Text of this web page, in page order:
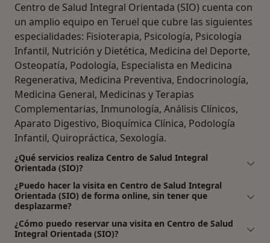
Centro de Salud Integral Orientada (SIO) cuenta con
un amplio equipo en Teruel que cubre las siguientes
especialidades: Fisioterapia, Psicología, Psicología
Infantil, Nutrición y Dietética, Medicina del Deporte,
Osteopatía, Podología, Especialista en Medicina
Regenerativa, Medicina Preventiva, Endocrinología,
Medicina General, Medicinas y Terapias
Complementarias, Inmunología, Análisis Clínicos,
Aparato Digestivo, Bioquímica Clínica, Podología
Infantil, Quiropráctica, Sexología.
¿Qué servicios realiza Centro de Salud Integral
Orientada (SIO)?
¿Puedo hacer la visita en Centro de Salud Integral
Orientada (SIO) de forma online, sin tener que
desplazarme?
¿Cómo puedo reservar una visita en Centro de Salud
Integral Orientada (SIO)?